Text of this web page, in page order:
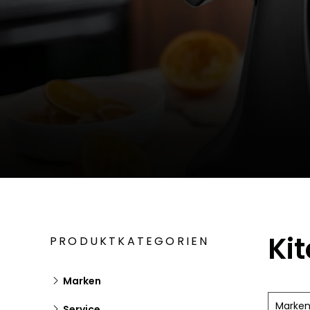
PRODUKTKATEGORIEN
Marken